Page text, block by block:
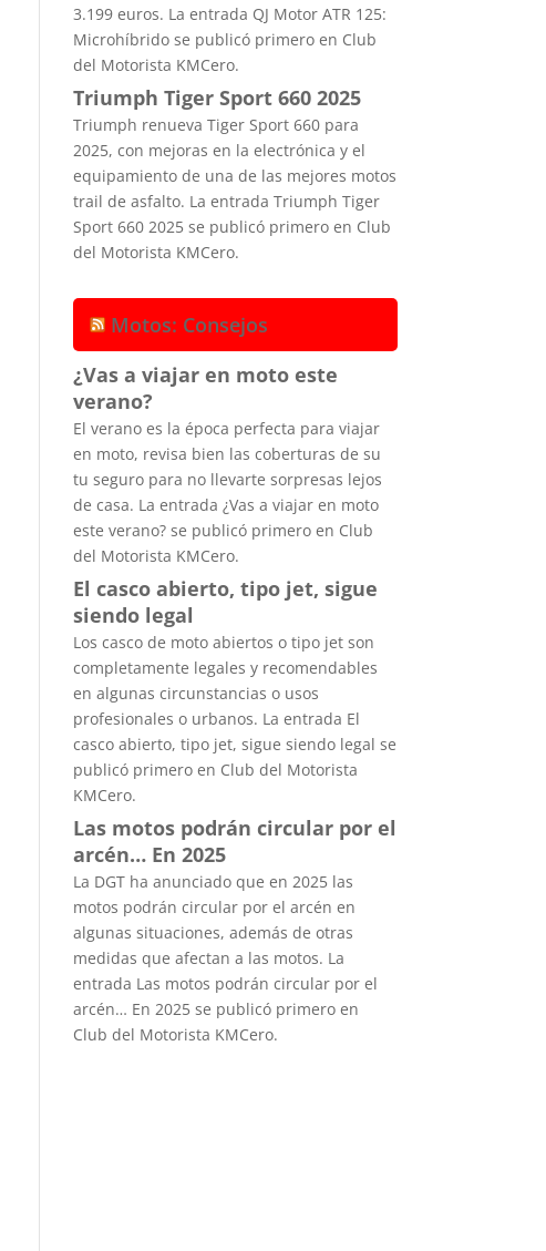
3.199 euros. La entrada QJ Motor ATR 125:
Microhíbrido se publicó primero en Club
del Motorista KMCero.
Triumph Tiger Sport 660 2025
Triumph renueva Tiger Sport 660 para
2025, con mejoras en la electrónica y el
equipamiento de una de las mejores motos
trail de asfalto. La entrada Triumph Tiger
Sport 660 2025 se publicó primero en Club
del Motorista KMCero.
Motos: Consejos
¿Vas a viajar en moto este
verano?
El verano es la época perfecta para viajar
en moto, revisa bien las coberturas de su
tu seguro para no llevarte sorpresas lejos
de casa. La entrada ¿Vas a viajar en moto
este verano? se publicó primero en Club
del Motorista KMCero.
El casco abierto, tipo jet, sigue
siendo legal
Los casco de moto abiertos o tipo jet son
completamente legales y recomendables
en algunas circunstancias o usos
profesionales o urbanos. La entrada El
casco abierto, tipo jet, sigue siendo legal se
publicó primero en Club del Motorista
KMCero.
Las motos podrán circular por el
arcén… En 2025
La DGT ha anunciado que en 2025 las
motos podrán circular por el arcén en
algunas situaciones, además de otras
medidas que afectan a las motos. La
entrada Las motos podrán circular por el
arcén… En 2025 se publicó primero en
Club del Motorista KMCero.